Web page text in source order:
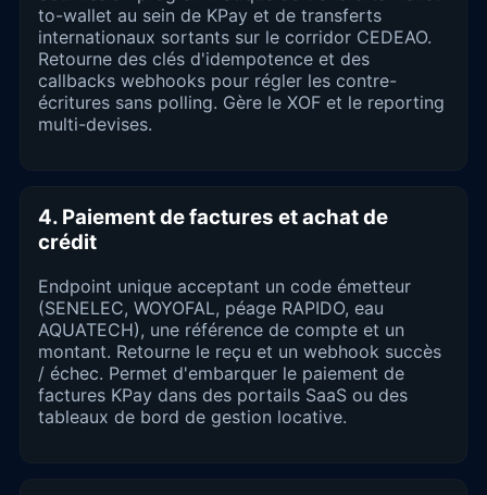
to-wallet au sein de KPay et de transferts
internationaux sortants sur le corridor CEDEAO.
Retourne des clés d'idempotence et des
callbacks webhooks pour régler les contre-
écritures sans polling. Gère le XOF et le reporting
multi-devises.
4. Paiement de factures et achat de
crédit
Endpoint unique acceptant un code émetteur
(SENELEC, WOYOFAL, péage RAPIDO, eau
AQUATECH), une référence de compte et un
montant. Retourne le reçu et un webhook succès
/ échec. Permet d'embarquer le paiement de
factures KPay dans des portails SaaS ou des
tableaux de bord de gestion locative.